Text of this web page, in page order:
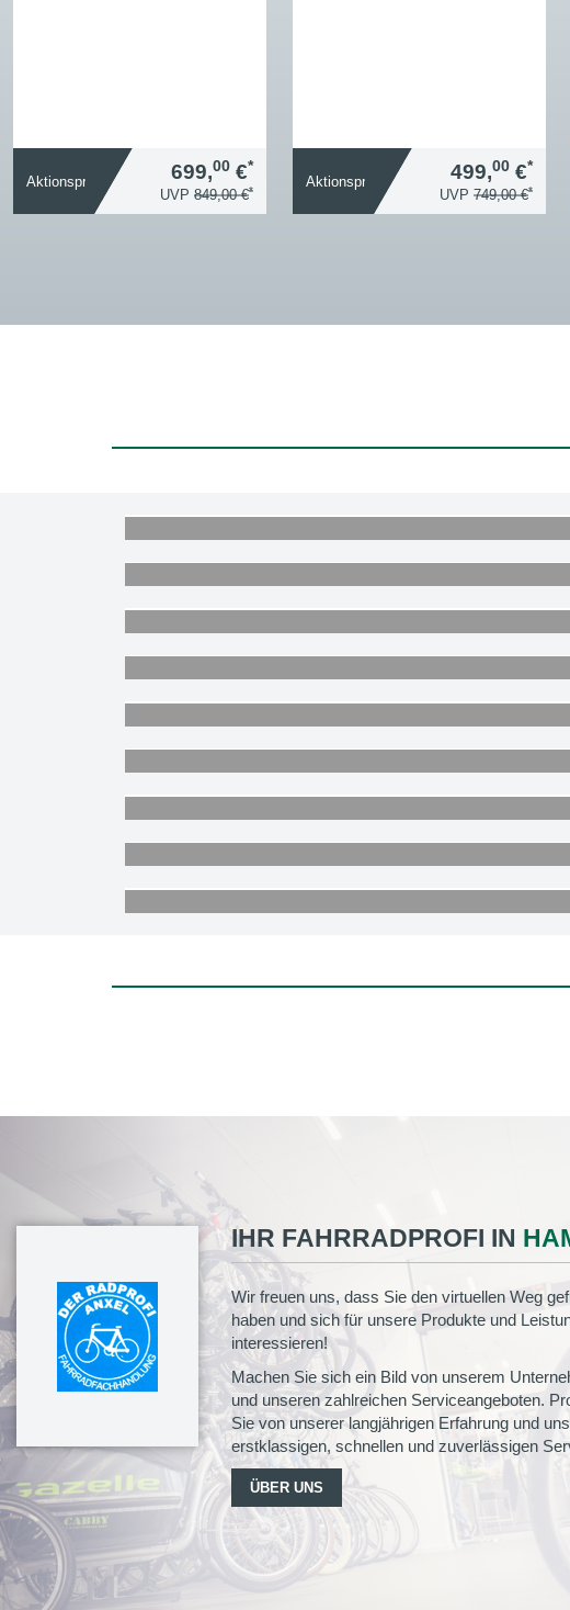
Aktionspreis 699,00 €*
UVP 849,00 €*
Aktionspreis 499,00 €*
UVP 749,00 €*
IHR FAHRRADPROFI IN
Wir freuen uns, dass Sie den virtuellen Weg
haben und sich für unsere Produkte und
interessieren!
Machen Sie sich ein Bild von unserem
und unseren zahlreichen Serviceangeboten.
Sie von unserer langjährigen Erfahrung und
erstklassigen, schnellen und zuverlässigen
ÜBER UNS